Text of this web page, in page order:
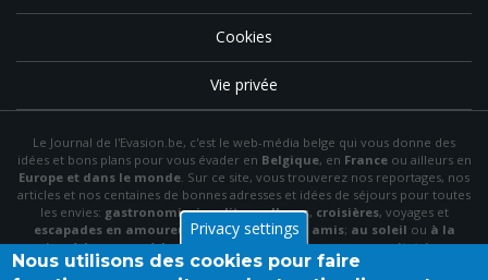
Cookies
Vie privée
Le Journal de l'Evasion.be, c'est le web-média belge qui vous donne des
idées et bons plans pour vous évader en Belgique, en Franceou ailleurs en
Europe et dans le monde. Sur ce site, vous trouverez nos reportages, nos
articles et nos centaines de bonnes adresses et idées de séjours pour toutes
les envies: gastronomie,insolite,wellness, croisières, voyages et
escapades en amoureux ,en famille,entre amis; au soleil ou à la
neige,à la merouà la montagne à la campagneou encitytrip, en
hôtel, en gîteou enchambre d'hôte…
Privacy settings
Nous utilisons des cookies pour faire